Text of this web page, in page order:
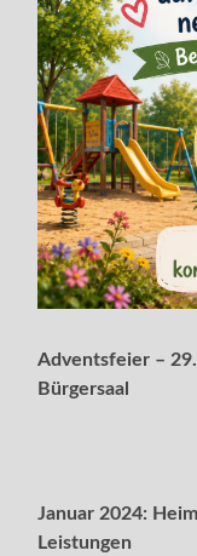
Adventsfeier –
Bürgersaal
Januar 2024:
Leistungen